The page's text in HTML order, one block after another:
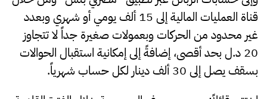
قناة العمليات المالية إلى 15 ألف يومي أو شهري وبعدد
غير محدود من الحركات وبعمولات صغيرة جداً لا تتجاوز
20 د.ل بحد أقصى، إضافةً إلى إمكانية استقبال الحوالات
بسقف يصل إلى 30 ألف دينار لكل حساب شهرياً.